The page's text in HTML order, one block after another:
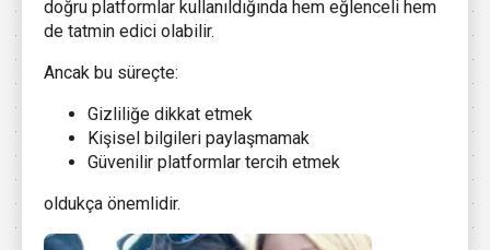
doğru platformlar kullanıldığında hem eğlenceli hem
de tatmin edici olabilir.
Ancak bu süreçte:
Gizliliğe dikkat etmek
Kişisel bilgileri paylaşmamak
Güvenilir platformlar tercih etmek
oldukça önemlidir.